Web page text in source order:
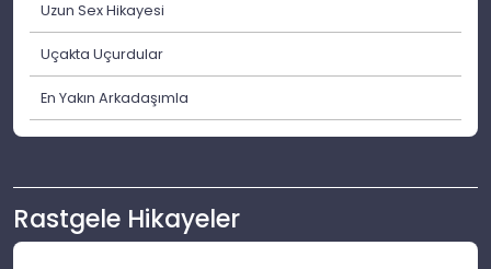
Uzun Sex Hikayesi
Uçakta Uçurdular
En Yakın Arkadaşımla
Rastgele Hikayeler